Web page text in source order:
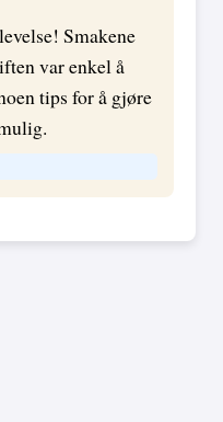
Smakene
var enkel å
tips for å gjøre